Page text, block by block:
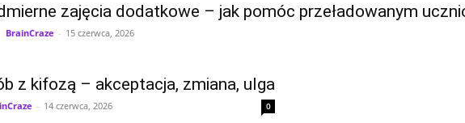
zajęcia dodatkowe – jak pomóc przeładowanym
BrainCraze - 15 czerwca, 2026
z kifozą – akceptacja, zmiana, ulga
- 14 czerwca, 2026 0